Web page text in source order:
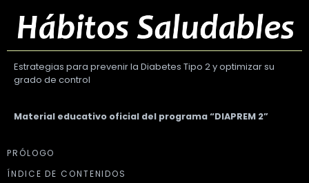
Estrategias para prevenir la Diabetes Tipo 2 y optimizar su
grado de control
Material educativo oficial del programa “DIAPREM 2”
PRÓLOGO
ÍNDICE DE CONTENIDOS